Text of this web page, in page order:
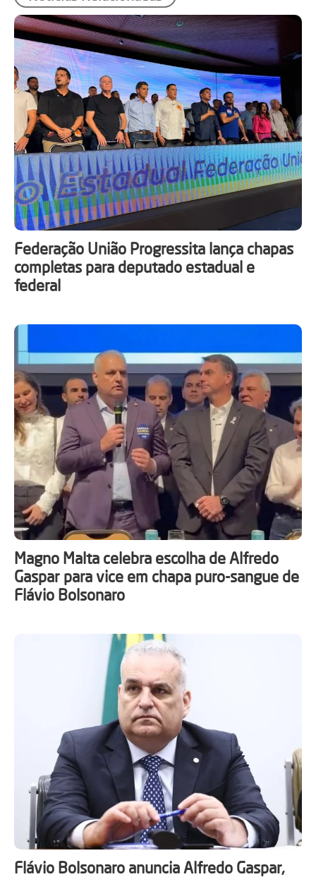
Federação União Progressita lança chapas
completas para deputado estadual e
federal
Magno Malta celebra escolha de Alfredo
Gaspar para vice em chapa puro-sangue de
Flávio Bolsonaro
Flávio Bolsonaro anuncia Alfredo Gaspar,